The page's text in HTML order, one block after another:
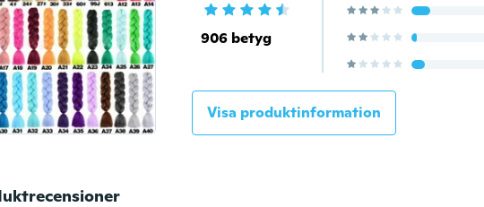
906 betyg
Visa produktinformation